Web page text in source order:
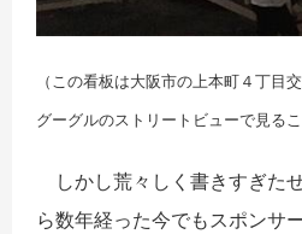
（この看板は大阪市の上本町４丁目
グーグルのストリートビューで見るこ
しかし荒々しく書きすぎた
ら数年経った今でもスポンサ